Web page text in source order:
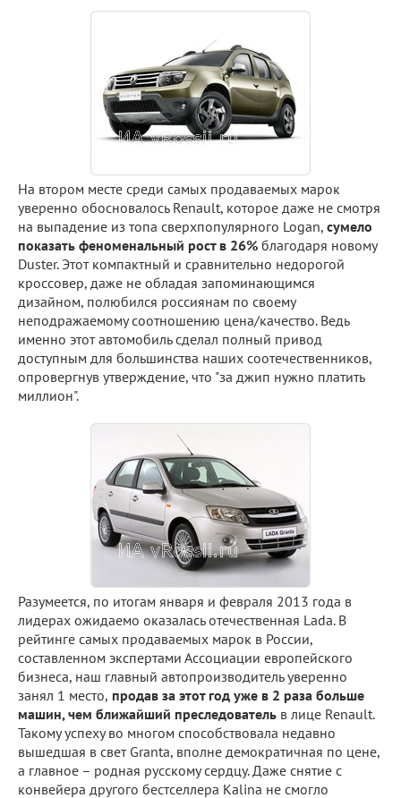
На втором месте среди самых продаваемых марок
уверенно обосновалось Renault, которое даже не смотря
на выпадение из топа сверхпопулярного Logan, сумело
показать феноменальный рост в 26% благодаря новому
Duster. Этот компактный и сравнительно недорогой
кроссовер, даже не обладая запоминающимся
дизайном, полюбился россиянам по своему
неподражаемому соотношению цена/качество. Ведь
именно этот автомобиль сделал полный привод
доступным для большинства наших соотечественников,
опровергнув утверждение, что "за джип нужно платить
миллион".
Разумеется, по итогам января и февраля 2013 года в
лидерах ожидаемо оказалась отечественная Lada. В
рейтинге самых продаваемых марок в России,
составленном экспертами Ассоциации европейского
бизнеса, наш главный автопроизводитель уверенно
занял 1 место, продав за этот год уже в 2 раза больше
машин, чем ближайший преследователь в лице Renault.
Такому успеху во многом способствовала недавно
вышедшая в свет Granta, вполне демократичная по цене,
а главное – родная русскому сердцу. Даже снятие с
конвейера другого бестселлера Kalina не смогло